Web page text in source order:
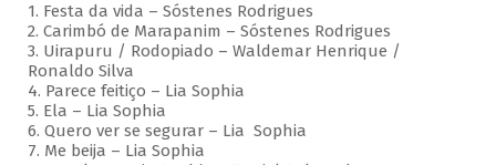
1. Festa da vida – Sóstenes Rodrigues
2. Carimbó de Marapanim – Sóstenes Rodrigues
3. Uirapuru / Rodopiado – Waldemar Henrique /
Ronaldo Silva
4. Parece feitiço – Lia Sophia
5. Ela – Lia Sophia
6. Quero ver se segurar – Lia Sophia
7. Me beija – Lia Sophia